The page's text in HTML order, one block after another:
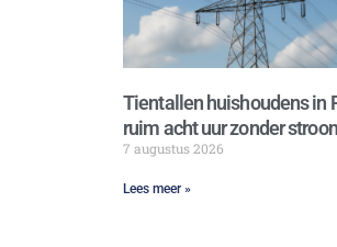
Tientallen huishoudens in
ruim acht uur zonder
7 augustus 2026
Lees meer »